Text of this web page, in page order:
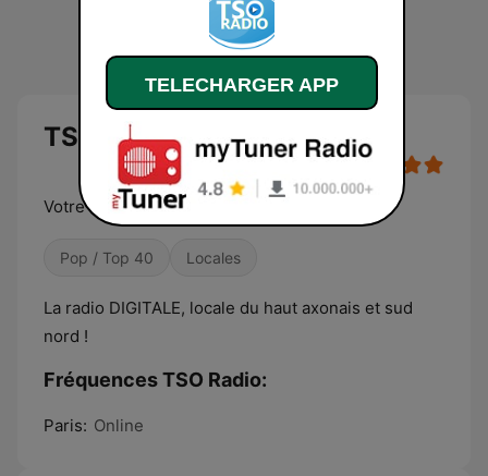
TSO Radio
Votre radio de Thiérache Sambre et Oise !
Pop / Top 40 Locales
La radio DIGITALE, locale du haut axonais et sud
nord !
Fréquences TSO Radio:
Paris: Online
TELECHARGER APP